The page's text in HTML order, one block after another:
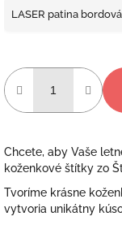
LASER patina bordová
Chcete, aby Vaše
koženkové štítky zo
Tvoríme krásne
vytvoria unikátny